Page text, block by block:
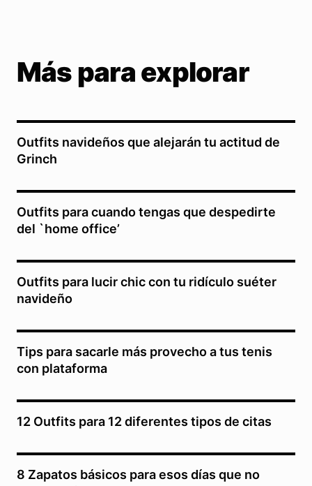
Más para explorar
Outfits navideños que alejarán tu actitud de
Grinch
Outfits para cuando tengas que despedirte
del `home office’
Outfits para lucir chic con tu ridículo suéter
navideño
Tips para sacarle más provecho a tus tenis
con plataforma
12 Outfits para 12 diferentes tipos de citas
8 Zapatos básicos para esos días que no